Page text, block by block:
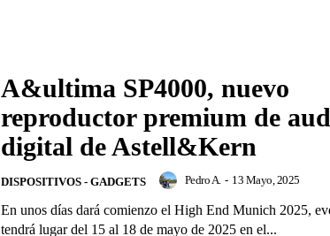
A&ultima SP4000, nuevo
reproductor premium de
digital de Astell&Kern
DISPOSITIVOS - GADGETS Pedro A. - 13 Mayo, 2025
En unos días dará comienzo el High End Munich 2025,
tendrá lugar del 15 al 18 de mayo de 2025 en el...